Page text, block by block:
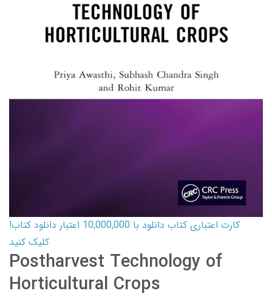
کارت اعتباری کتاب دانلود با 10,000,000 اعتبار دانلود کتاب!
کلیک کنید
Postharvest Technology of
Horticultural Crops